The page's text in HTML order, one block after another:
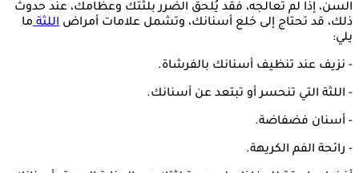
السن، إذا لم تُعالجه، فقد يُلحق الضرر بلثتك وعظامك، عند حدوث
ذلك، قد تحتاج إلى خلع أسنانك، وتشمل علامات أمراض اللثةما
يلي:
- نزيف عند تنظيف أسنانك بالفرشاة.
- اللثة التي تنحسر أو تبتعد عن أسنانك.
- أسنان فضفاضة.
- رائحة الفم الكريهة.